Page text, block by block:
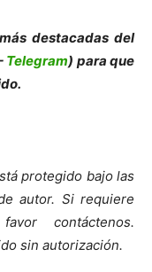
destacadas del
Telegram) para que
protegido bajo las
autor. Si requiere
contáctenos.
sin autorización.